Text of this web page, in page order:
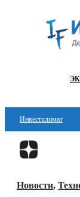
Инвестклимат
Финансы
Блокчейн
Новости,